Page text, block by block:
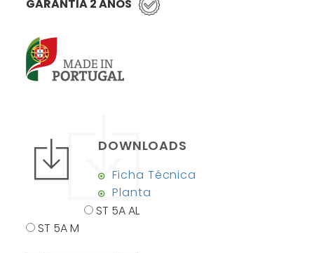
GARANTIA 2 ANOS
DOWNLOADS
Ficha Técnica
Planta
ST 5A AL
ST 5A M